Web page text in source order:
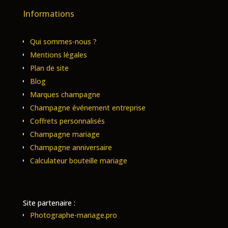
Informations
Qui sommes-nous ?
Mentions légales
Plan de site
Blog
Marques champagne
Champagne événement entreprise
Coffrets personnalisés
Champagne mariage
Champagne anniversaire
Calculateur bouteille mariage
Site partenaire :
Photographe-mariage.pro